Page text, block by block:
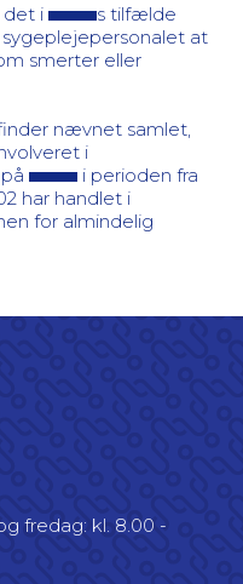
i
s tilfælde
at
smerter eller
nævnet samlet,
i
på
i perioden fra
har handlet i
for almindelig
fredag: kl. 8.00 -